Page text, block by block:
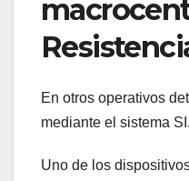
En otros operativos
mediante el sistema
Uno de los